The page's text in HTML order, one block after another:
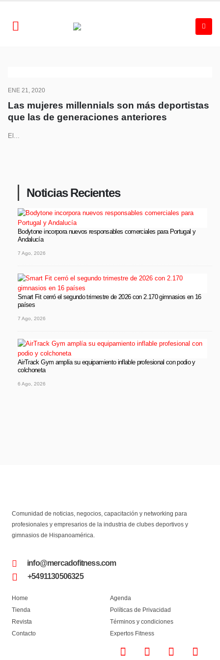
ENE 21, 2020
Las mujeres millennials son más deportistas
que las de generaciones anteriores
El...
Noticias Recientes
Bodytone incorpora nuevos responsables comerciales para Portugal y
Andalucía
7 Ago, 2026
Smart Fit cerró el segundo trimestre de 2026 con 2.170 gimnasios en 16
países
7 Ago, 2026
AirTrack Gym amplía su equipamiento inflable profesional con podio y
colchoneta
6 Ago, 2026
Comunidad de noticias, negocios, capacitación y networking para
profesionales y empresarios de la industria de clubes deportivos y
gimnasios de Hispanoamérica.
info@mercadofitness.com
+5491130506325
Home
Tienda
Revista
Contacto
Agenda
Políticas de Privacidad
Términos y condiciones
Expertos Fitness